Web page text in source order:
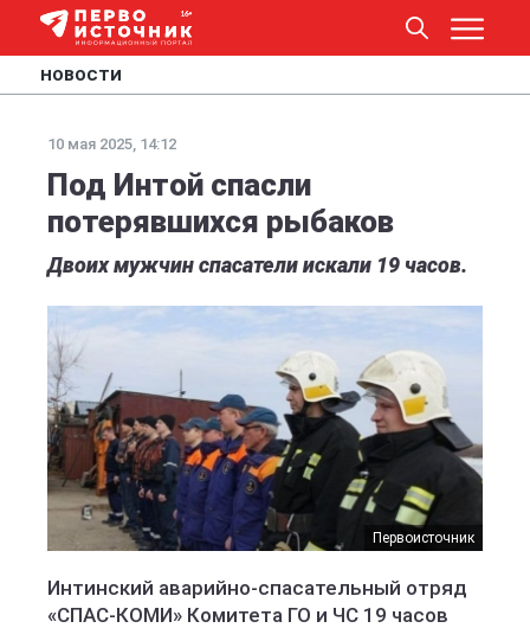
НОВОСТИ
10 мая 2025, 14:12
Под Интой спасли
потерявшихся рыбаков
Двоих мужчин спасатели искали 19 часов.
Первоисточник
Интинский аварийно-спасательный отряд
«СПАС-КОМИ» Комитета ГО и ЧС 19 часов